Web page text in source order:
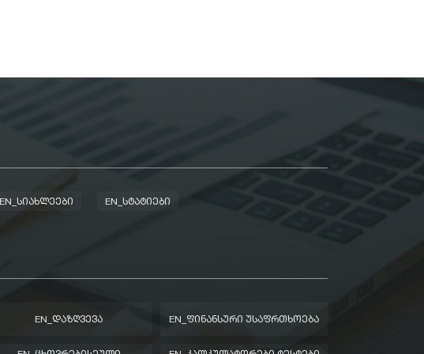
EN_ᲡᲘᲐᲮᲚᲔᲔᲑᲘ EN_ᲡᲢᲐᲢᲘᲔᲑᲘ
EN_ᲓᲐᲖᲦᲕᲔᲕᲐ EN_ᲤᲘᲜᲐᲜᲡᲣᲠᲘ ᲣᲡᲐᲤᲠᲗᲮᲝᲔᲑᲐ